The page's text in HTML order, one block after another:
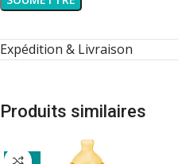
Expédition & Livraison
Produits similaires
-31%